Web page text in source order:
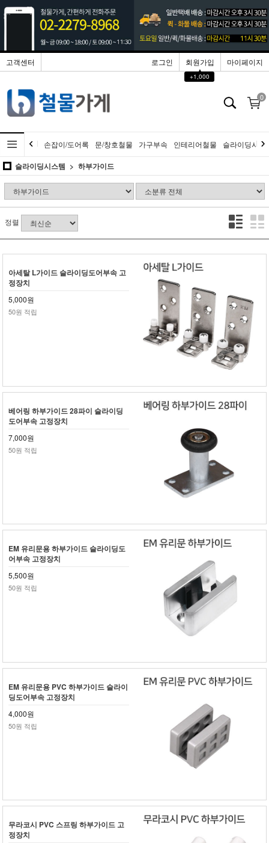
고객센터 로그인
회원가입
▲
+1,000
마이페이지
0
손잡이/도어록 문/창호철물 가구부속 인테리어철물 슬라이딩시스
슬라이딩시스템 하부가이드
정렬
아세탈 L가이드 슬라이딩도어부속 고
정장치
5,000원
50원 적립
베어링 하부가이드 28파이 슬라이딩
도어부속 고정장치
7,000원
50원 적립
EM 유리문용 하부가이드 슬라이딩도
어부속 고정장치
5,500원
50원 적립
EM 유리문용 PVC 하부가이드 슬라이
딩도어부속 고정장치
4,000원
50원 적립
무라코시 PVC 스프링 하부가이드 고
정장치